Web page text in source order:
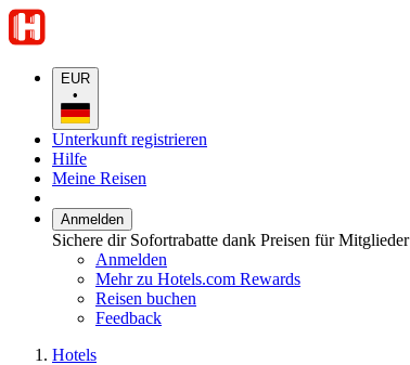
EUR
•
Unterkunft registrieren
Hilfe
Meine Reisen
Anmelden
Sichere dir Sofortrabatte dank Preisen für Mitglieder
Anmelden
Mehr zu Hotels.com Rewards
Reisen buchen
Feedback
Hotels